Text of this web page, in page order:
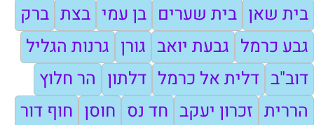
בית שאן בית שערים בן עמי בצת ברק
גבע כרמל גבעת יואב גורן גרנות הגליל
דוב"ב דלית אל כרמל דלתון הר חלוץ
הררית זכרון יעקב חד נס חוסן חוף דור